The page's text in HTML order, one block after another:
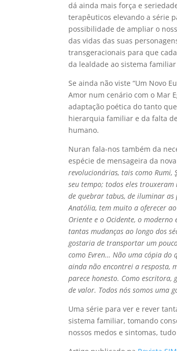
dá ainda mais força e
terapêuticos elevando a série
possibilidade de ampliar o
das vidas das suas
transgeracionais para que
da lealdade ao sistema
Se ainda não viste “Um Novo
Amor num cenário com o Mar
adaptação poética do tanto
hierarquia familiar e da falta
humano.
Nuran fala-nos também da
espécie de mensageira da
revolucionárias, tais como Rumi,
seu tempo; todos eles
de quebrar tabus, de iluminar as
Anatólia, tem muito a oferecer
Oriente e o Ocidente, o
tantas mudanças ao longo dos
gostaria de transportar um
como Evren… Não uma cópia do
ainda não encontrei a resposta,
parece honesto. Como escritora,
de valor. Todos nós somos uma
Uma série para ver e rever
sistema familiar, tomando
nossos medos e sintomas,